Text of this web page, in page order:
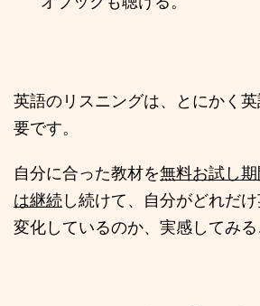
英語のリスニングは、とにかく
要です。
自分に合った教材を無料お試し期
は継続し続けて、自分がどれだ
変化しているのか、実感してみる